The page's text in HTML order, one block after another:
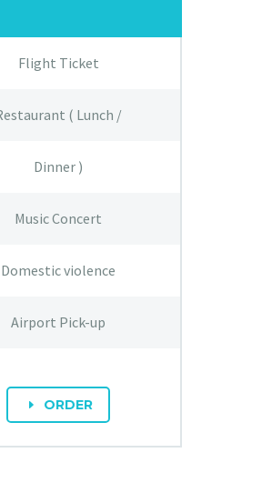
Flight Ticket
( Lunch /
Dinner )
Music Concert
Domestic violence
Airport Pick-up
E ORDER